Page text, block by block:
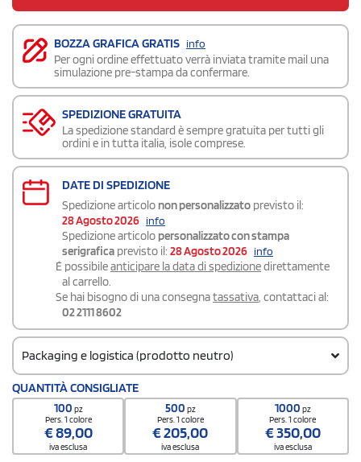
BOZZA GRAFICA GRATIS info
Per ogni ordine effettuato verrà inviata tramite mail una
simulazione pre-stampa da confermare.
SPEDIZIONE GRATUITA
La spedizione standard è sempre gratuita per tutti gli
ordini e in tutta italia, isole comprese.
DATE DI SPEDIZIONE
Spedizione articolo non personalizzato previsto il:
28 Agosto 2026 info
Spedizione articolo personalizzato con stampa
serigrafica previsto il: 28 Agosto 2026 info
É possibileanticipare la data di spedizionedirettamente
al carrello.
Se hai bisogno di una consegnatassativa, contattaci al:
02 2111 8602
Packaging e logistica (prodotto neutro)
Codice doganale
960810100000000
QUANTITÀ CONSIGLIATE
100 pz
Pers. 1 colore
€89,00
iva esclusa
500 pz
Pers. 1 colore
€205,00
iva esclusa
1000 pz
Pers. 1 colore
€350,00
iva esclusa